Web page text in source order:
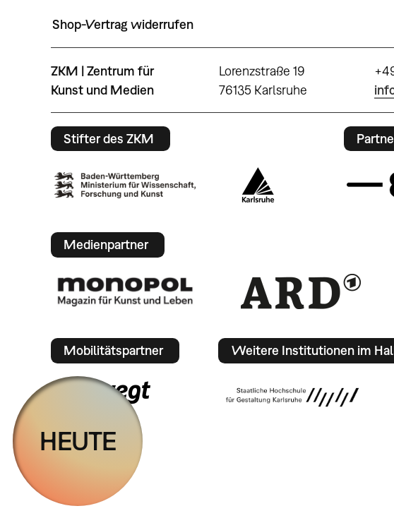
Shop-Vertrag widerrufen
ZKM | Zentrum für
Kunst und Medien
Lorenzstraße 19
76135 Karlsruhe
Stifter des ZKM
Medienpartner
Mobilitätspartner Weitere Institutionen im
HEUTE